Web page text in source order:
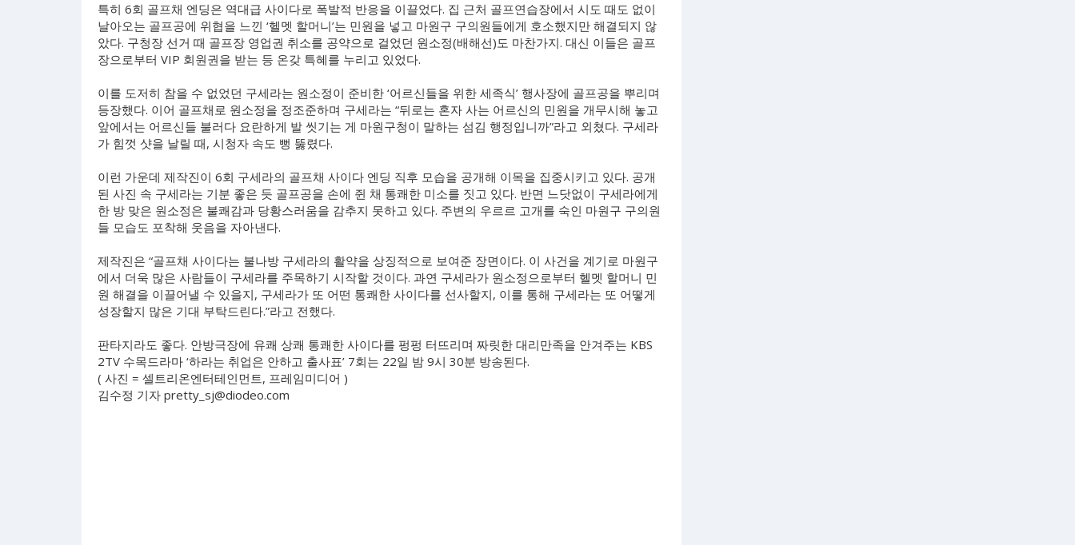
특히 6회 골프채 엔딩은 역대급 사이다로 폭발적 반응을 이끌었다. 집 근처 골프연습장에서 시도 때도 없이
날아오는 골프공에 위협을 느낀 ‘헬멧 할머니’는 민원을 넣고 마원구 구의원들에게 호소했지만 해결되지 않
았다. 구청장 선거 때 골프장 영업권 취소를 공약으로 걸었던 원소정(배해선)도 마찬가지. 대신 이들은 골프
장으로부터 VIP 회원권을 받는 등 온갖 특혜를 누리고 있었다.
이를 도저히 참을 수 없었던 구세라는 원소정이 준비한 ‘어르신들을 위한 세족식’ 행사장에 골프공을 뿌리며
등장했다. 이어 골프채로 원소정을 정조준하며 구세라는 “뒤로는 혼자 사는 어르신의 민원을 개무시해 놓고
앞에서는 어르신들 불러다 요란하게 발 씻기는 게 마원구청이 말하는 섬김 행정입니까”라고 외쳤다. 구세라
가 힘껏 샷을 날릴 때, 시청자 속도 뻥 뚫렸다.
이런 가운데 제작진이 6회 구세라의 골프채 사이다 엔딩 직후 모습을 공개해 이목을 집중시키고 있다. 공개
된 사진 속 구세라는 기분 좋은 듯 골프공을 손에 쥔 채 통쾌한 미소를 짓고 있다. 반면 느닷없이 구세라에게
한 방 맞은 원소정은 불쾌감과 당황스러움을 감추지 못하고 있다. 주변의 우르르 고개를 숙인 마원구 구의원
들 모습도 포착해 웃음을 자아낸다.
제작진은 “골프채 사이다는 불나방 구세라의 활약을 상징적으로 보여준 장면이다. 이 사건을 계기로 마원구
에서 더욱 많은 사람들이 구세라를 주목하기 시작할 것이다. 과연 구세라가 원소정으로부터 헬멧 할머니 민
원 해결을 이끌어낼 수 있을지, 구세라가 또 어떤 통쾌한 사이다를 선사할지, 이를 통해 구세라는 또 어떻게
성장할지 많은 기대 부탁드린다.”라고 전했다.
판타지라도 좋다. 안방극장에 유쾌 상쾌 통쾌한 사이다를 펑펑 터뜨리며 짜릿한 대리만족을 안겨주는 KBS
2TV 수목드라마 ‘하라는 취업은 안하고 출사표’ 7회는 22일 밤 9시 30분 방송된다.
( 사진 = 셀트리온엔터테인먼트, 프레임미디어 )
김수정 기자 pretty_sj@diodeo.com